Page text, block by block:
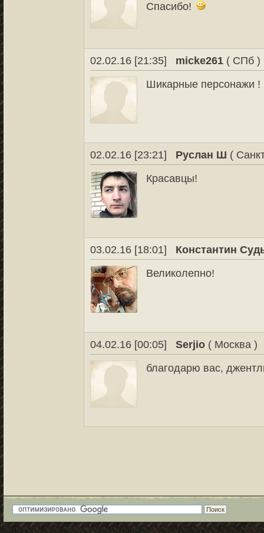
Спасибо!
02.02.16 [21:35] micke261 ( СПб )
Шикарные персонажи !
02.02.16 [23:21] Руслан Ш (
Красавцы!
03.02.16 [18:01]
Константин
Великолепно!
04.02.16 [00:05] Serjio ( Москва )
благодарю вас,